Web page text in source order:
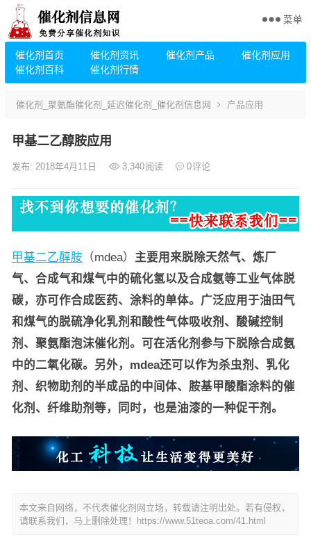
催化剂首页 催化剂资讯 催化剂产品
催化剂应用
催化剂百科
催化剂行情
菜单
催化剂_聚氨酯催化剂_延迟催化剂_催化剂信息网 产品应用
甲基二乙醇胺应用
发布: 2018年4月11日 3,340阅读 0评论
甲基二乙醇胺 （mdea） 主要用来脱除天然气、炼厂
气、合成气和煤气中的硫化氢以及合成氨等工业气体脱
碳，亦可作合成医药、涂料的单体。广泛应用于油田气
和煤气的脱硫净化乳剂和酸性气体吸收剂、酸碱控制
剂、聚氨酯泡沫催化剂。可在活化剂参与下脱除合成氨
中的二氧化碳。另外，mdea还可以作为杀虫剂、乳化
剂、织物助剂的半成品的中间体、胺基甲酸酯涂料的催
化剂、纤维助剂等，同时，也是油漆的一种促干剂。
本文来自网络，不代表催化剂网立场，转载请注明出处。若有侵权，
请联系我们，马上删除处理！
https://www.51teoa.com/41.html